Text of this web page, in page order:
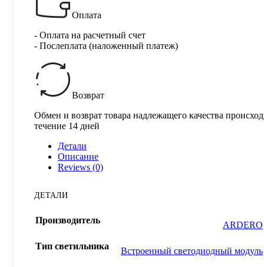
Оплата
- Оплата на расчетный счет
- Послеплата (наложенный платеж)
Возврат
Обмен и возврат товара надлежащего качества
течение 14 дней
Детали
Описание
Reviews (0)
ДЕТАЛИ
Производитель ARDERO
Тип светильника Встроенный светодиодный модуль